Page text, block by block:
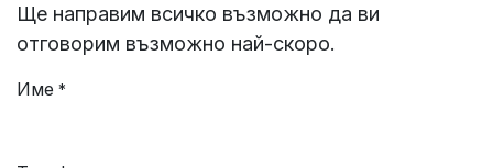
Ще направим всичко възможно да ви
отговорим възможно най-скоро.
Име *